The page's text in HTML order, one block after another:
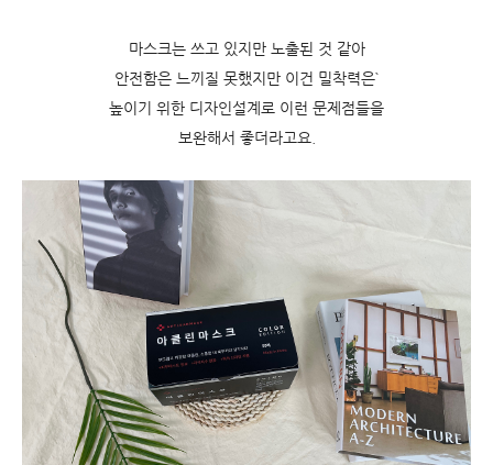
마스크는 쓰고 있지만 노출된 것 같아
안전함은 느끼질 못했지만 이건 밀착력은`
높이기 위한 디자인설계로 이런 문제점들을
보완해서 좋더라고요.